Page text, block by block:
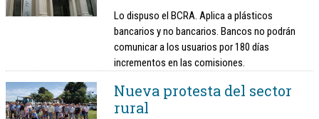
Lo dispuso el BCRA. Aplica a plásticos
bancarios y no bancarios. Bancos no podrán
comunicar a los usuarios por 180 días
incrementos en las comisiones.
Nueva protesta del sector
rural